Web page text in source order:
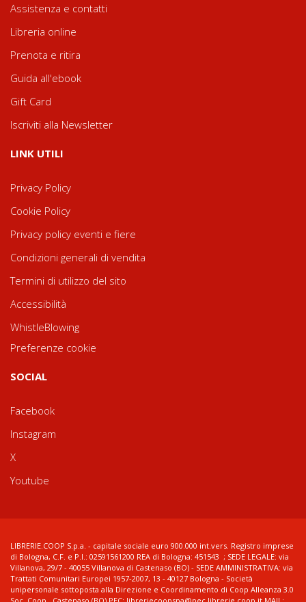
Assistenza e contatti
Libreria online
Prenota e ritira
Guida all'ebook
Gift Card
Iscriviti alla Newsletter
LINK UTILI
Privacy Policy
Cookie Policy
Privacy policy eventi e fiere
Condizioni generali di vendita
Termini di utilizzo del sito
Accessibilità
WhistleBlowing
Preferenze cookie
SOCIAL
Facebook
Instagram
X
Youtube
LIBRERIE.COOP S.p.a. - capitale sociale euro 900.000 int.vers. Registro imprese
di Bologna, C.F. e P.I.: 02591561200 REA di Bologna: 451543 ; SEDE LEGALE: via
Villanova, 29/7 - 40055 Villanova di Castenaso (BO) - SEDE AMMINISTRATIVA: via
Trattati Comunitari Europei 1957-2007, 13 - 40127 Bologna - Società
unipersonale sottoposta alla Direzione e Coordinamento di Coop Alleanza 3.0